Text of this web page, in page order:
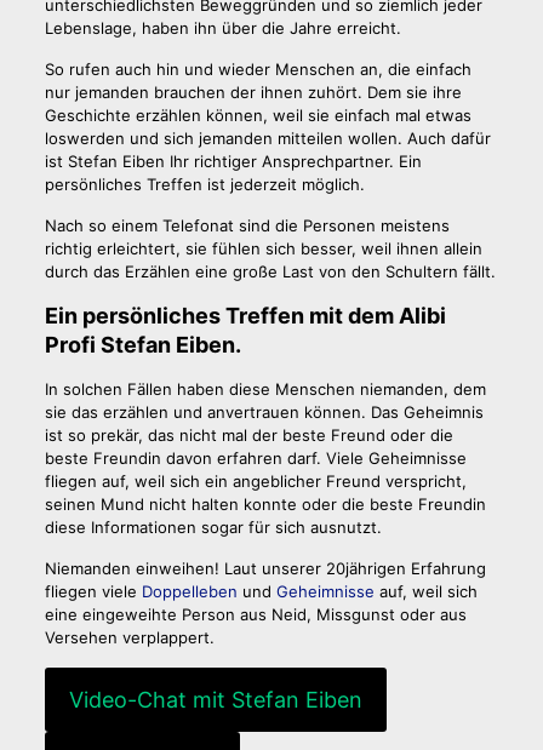
unterschiedlichsten Beweggründen und so ziemlich jeder
Lebenslage, haben ihn über die Jahre erreicht.
So rufen auch hin und wieder Menschen an, die einfach
nur jemanden brauchen der ihnen zuhört. Dem sie ihre
Geschichte erzählen können, weil sie einfach mal etwas
loswerden und sich jemanden mitteilen wollen. Auch dafür
ist Stefan Eiben Ihr richtiger Ansprechpartner. Ein
persönliches Treffen ist jederzeit möglich.
Nach so einem Telefonat sind die Personen meistens
richtig erleichtert, sie fühlen sich besser, weil ihnen allein
durch das Erzählen eine große Last von den Schultern fällt.
Ein persönliches Treffen mit dem Alibi
Profi Stefan Eiben.
In solchen Fällen haben diese Menschen niemanden, dem
sie das erzählen und anvertrauen können. Das Geheimnis
ist so prekär, das nicht mal der beste Freund oder die
beste Freundin davon erfahren darf. Viele Geheimnisse
fliegen auf, weil sich ein angeblicher Freund verspricht,
seinen Mund nicht halten konnte oder die beste Freundin
diese Informationen sogar für sich ausnutzt.
Niemanden einweihen! Laut unserer 20jährigen Erfahrung
fliegen viele Doppelleben und Geheimnisse auf, weil sich
eine eingeweihte Person aus Neid, Missgunst oder aus
Versehen verplappert.
Video-Chat mit Stefan Eiben